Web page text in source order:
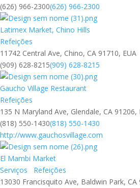
(626) 966-2300(626) 966-2300
Latimex Market, Chino Hills
Refeições
11742 Central Ave, Chino, CA 91710, EUA
(909) 628-8215(909) 628-8215
Gaucho Village Restaurant
Refeições
135 N Maryland Ave, Glendale, CA 91206,
(818) 550-1430(818) 550-1430
http://www.gauchosvillage.com
El Mambi Market
Serviços
Refeições
13030 Francisquito Ave, Baldwin Park, CA